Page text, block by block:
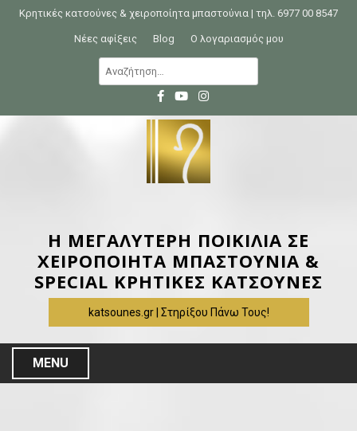
o
Κρητικές κατσούνες & χειροποίητα μπαστούνια | τηλ. 6977 00 8547
Νέες αφίξεις Blog Ο λογαριασμός μου
ν
η
γ
ι
:
Η ΜΕΓΑΛΥΤΕΡΗ ΠΟΙΚΙΛΙΑ ΣΕ
ΧΕΙΡΟΠΟΙΗΤΑ ΜΠΑΣΤΟΥΝΙΑ &
SPECIAL ΚΡΗΤΙΚΕΣ ΚΑΤΣΟΥΝΕΣ
katsounes.gr | Στηρίξου Πάνω Τους!
MENU